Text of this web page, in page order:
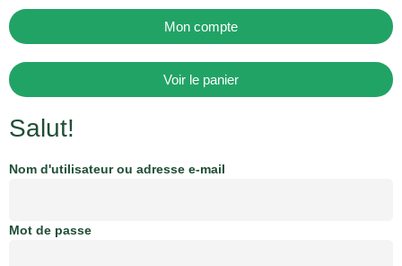
Mon compte
Voir le panier
Salut!
Nom d'utilisateur ou adresse e-mail
Mot de passe